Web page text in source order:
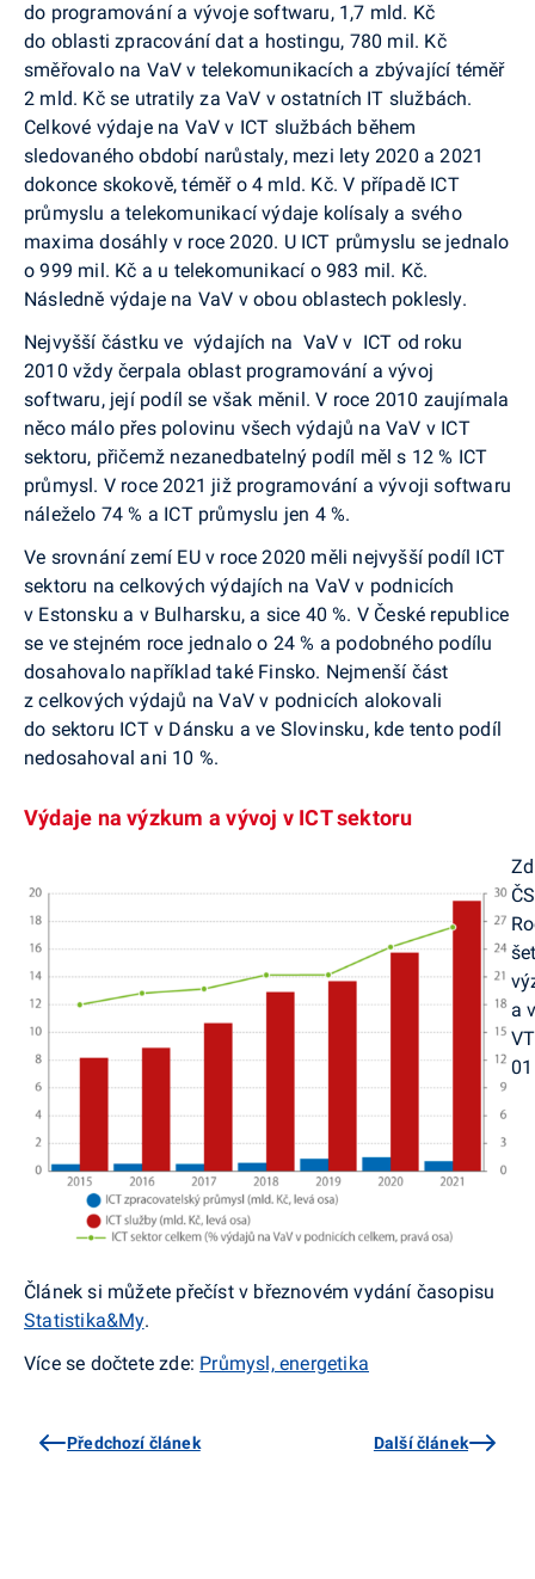
do programování a vývoje softwaru, 1,7 mld. Kč
do oblasti zpracování dat a hostingu, 780 mil. Kč
směřovalo na VaV v telekomunikacích a zbývající téměř
2 mld. Kč se utratily za VaV v ostatních IT službách.
Celkové výdaje na VaV v ICT službách během
sledovaného období narůstaly, mezi lety 2020 a 2021
dokonce skokově, téměř o 4 mld. Kč. V případě ICT
průmyslu a telekomunikací výdaje kolísaly a svého
maxima dosáhly v roce 2020. U ICT průmyslu se jednalo
o 999 mil. Kč a u telekomunikací o 983 mil. Kč.
Následně výdaje na VaV v obou oblastech poklesly.
Nejvyšší částku ve výdajích na VaV v ICT od roku
2010 vždy čerpala oblast programování a vývoj
softwaru, její podíl se však měnil. V roce 2010 zaujímala
něco málo přes polovinu všech výdajů na VaV v ICT
sektoru, přičemž nezanedbatelný podíl měl s 12 % ICT
průmysl. V roce 2021 již programování a vývoji softwaru
náleželo 74 % a ICT průmyslu jen 4 %.
Ve srovnání zemí EU v roce 2020 měli nejvyšší podíl ICT
sektoru na celkových výdajích na VaV v podnicích
v Estonsku a v Bulharsku, a sice 40 %. V České republice
se ve stejném roce jednalo o 24 % a podobného podílu
dosahovalo například také Finsko. Nejmenší část
z celkových výdajů na VaV v podnicích alokovali
do sektoru ICT v Dánsku a ve Slovinsku, kde tento podíl
nedosahoval ani 10 %.
Výdaje na výzkum a vývoj v ICT sektoru
a
01
Článek si můžete přečíst v březnovém vydání časopisu
Statistika&My.
Více se dočtete zde: Průmysl, energetika
Předchozí článek Další článek